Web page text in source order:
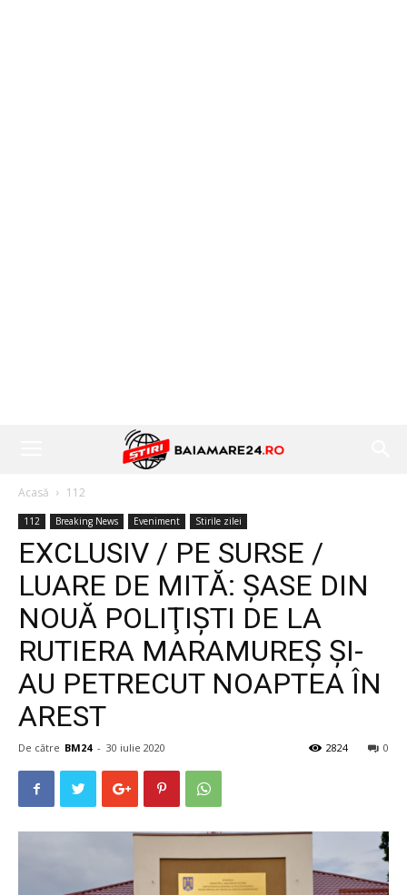
Acasă 112
112 Breaking News Eveniment Stirile zilei
EXCLUSIV / PE SURSE /
LUARE DE MITĂ: ŞASE DIN
NOUĂ POLIŢIŞTI DE LA
RUTIERA MARAMUREŞ ŞI-
AU PETRECUT NOAPTEA ÎN
AREST
De către BM24 - 30 iulie 2020 0
2824